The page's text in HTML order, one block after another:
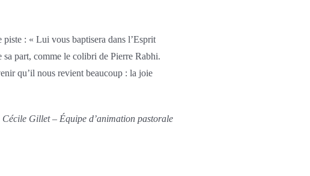
: « Lui vous baptisera dans l’Esprit
part, comme le colibri de Pierre Rabhi.
qu’il nous revient beaucoup : la joie
Cécile Gillet – Équipe d’animation pastorale